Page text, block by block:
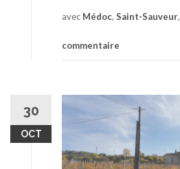
avec Médoc, Saint-Sauveur,
commentaire
30
OCT